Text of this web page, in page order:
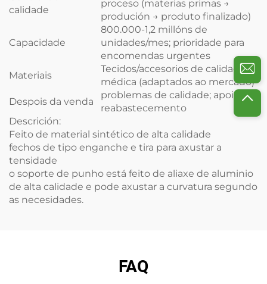
calidade
proceso (materias primas →
produción → produto finalizado)
Capacidade
800.000-1,2 millóns de
unidades/mes; prioridade para
encomendas urgentes
Materiais
Tecidos/accesorios de calidade
médica (adaptados ao mercado)
Despois da venda
problemas de calidade; apoio ao
reabastecemento
Descrición:
Feito de material sintético de alta calidade
fechos de tipo enganche e tira para axustar a
tensidade
o soporte de punho está feito de aliaxe de aluminio
de alta calidade e pode axustar a curvatura segundo
as necesidades.
FAQ